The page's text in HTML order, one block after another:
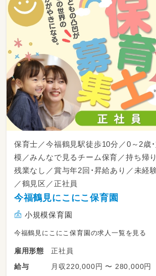
順次午睡
15:00 起床
排泄・手洗い
おやつ／水分補給
15:30～ 順次降園
19:00～ 延長保育
​19:30まで
保育士／今福鶴見駅徒歩10分／0～2歳
模／みんなで見るチーム保育／持ち帰
残業なし／賞与年2回・昇給あり／未経
／鶴見区／正社員
今福鶴見にこにこ保育園
小規模保育園
今福鶴見にこにこ保育園の求人一覧を見る
雇用形態
正社員
給与
月収220,000円 〜 280,000円